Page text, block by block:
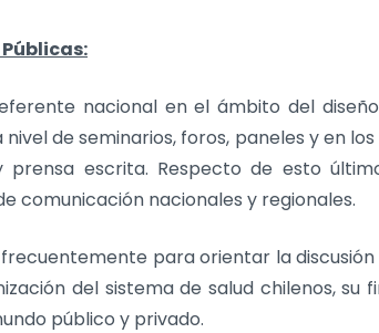
nacional en el ámbito del
de seminarios, foros, paneles y en
escrita. Respecto de esto
comunicación nacionales y regionales.
para orientar la
del sistema de salud chilenos, su
público y privado.